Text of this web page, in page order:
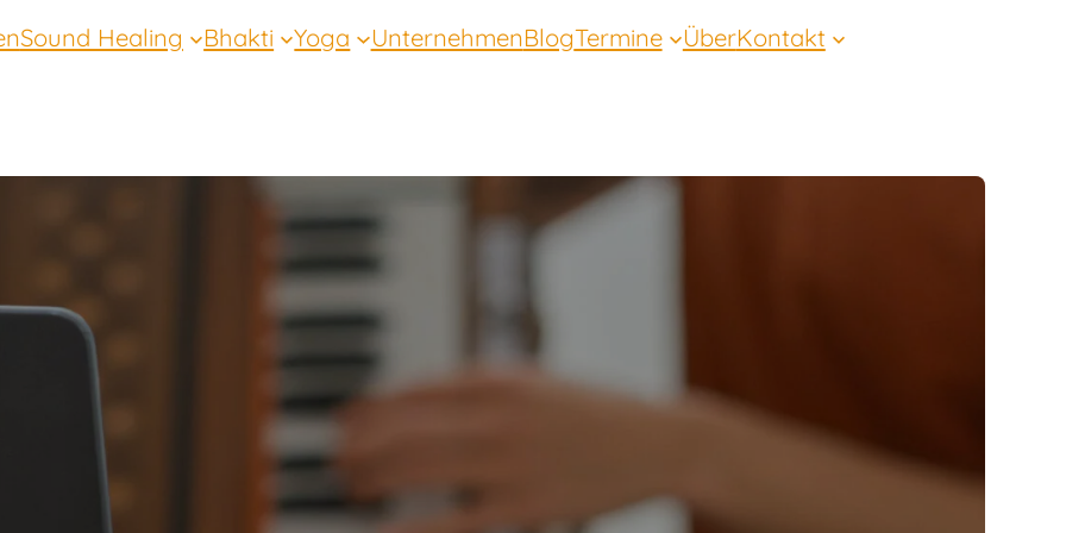
Sound Healing Bhakti Yoga UnternehmenBlogTermine ÜberKontakt